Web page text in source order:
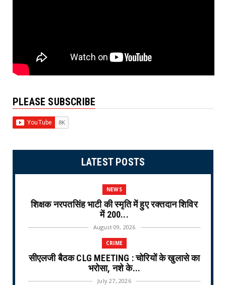
PLEASE SUBSCRIBE
LATEST POSTS
NEWS
शिक्षक नरपतसिंह भाटी की स्मृति में हुए रक्तदान शिविर
में 200...
August 09, 2026
CRIME
सीएलजी बैठक CLG MEETING : चोरियों के खुलासे का
भरोसा, नशे के...
July 27, 2026